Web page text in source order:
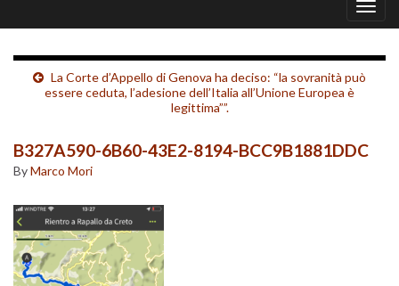
La Corte d’Appello di Genova ha deciso: “la sovranità può
essere ceduta, l’adesione dell’Italia all’Unione Europea è
legittima””.
B327A590-6B60-43E2-8194-BCC9B1881DDC
ByMarco Mori